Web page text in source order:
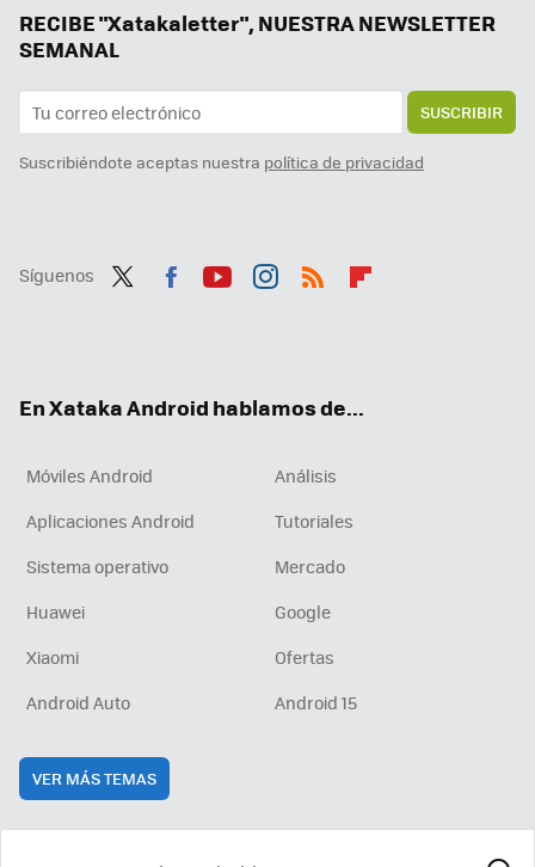
RECIBE "Xatakaletter", NUESTRA NEWSLETTER
SEMANAL
SUSCRIBIR
Suscribiéndote aceptas nuestra política de privacidad
Síguenos
En Xataka Android hablamos de...
Móviles Android
Análisis
Aplicaciones Android
Tutoriales
Sistema operativo
Mercado
Huawei
Google
Xiaomi
Ofertas
Android Auto
Android 15
VER MÁS TEMAS